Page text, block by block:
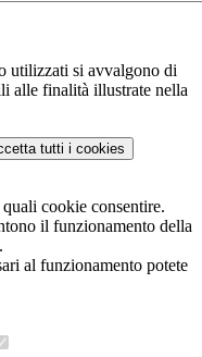
utilizzati si avvalgono di
alle finalità illustrate nella
tutti i cookies
cookie consentire.
il funzionamento della
al funzionamento potete